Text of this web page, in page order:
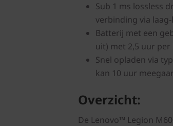
Sub 1 ms lossless
verbinding via
Batterij met een
uit) met 2,5 uur
Snel opladen via
kan 10 uur
Overzicht:
De Lenovo™ Legion